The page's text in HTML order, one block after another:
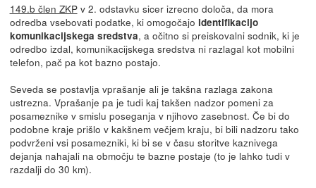
149.b člen ZKPv 2. odstavku sicer izrecno določa, da mora
odredba vsebovati podatke, ki omogočajo identifikacijo
komunikacijskega sredstva, a očitno si preiskovalni sodnik, ki je
odredbo izdal, komunikacijskega sredstva ni razlagal kot mobilni
telefon, pač pa kot bazno postajo.
Seveda se postavlja vprašanje ali je takšna razlaga zakona
ustrezna. Vprašanje pa je tudi kaj takšen nadzor pomeni za
posameznike v smislu poseganja v njihovo zasebnost. Če bi do
podobne kraje prišlo v kakšnem večjem kraju, bi bili nadzoru tako
podvrženi vsi posamezniki, ki bi se v času storitve kaznivega
dejanja nahajali na območju te bazne postaje (to je lahko tudi v
razdalji do 30 km).